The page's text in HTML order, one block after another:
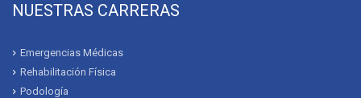
NUESTRAS CARRERAS
Emergencias Médicas
Rehabilitación Física
Podología